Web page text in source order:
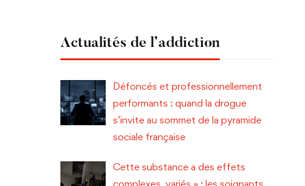
Actualités de l’addiction
Défoncés et professionnellement
performants : quand la drogue
s’invite au sommet de la pyramide
sociale française
Cette substance a des effets